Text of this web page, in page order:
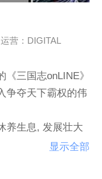
运营：DIGITAL
三国志onLINE》
争夺天下霸权的伟
养生息, 发展壮大
实军备, 雄踞一隅
显示全部